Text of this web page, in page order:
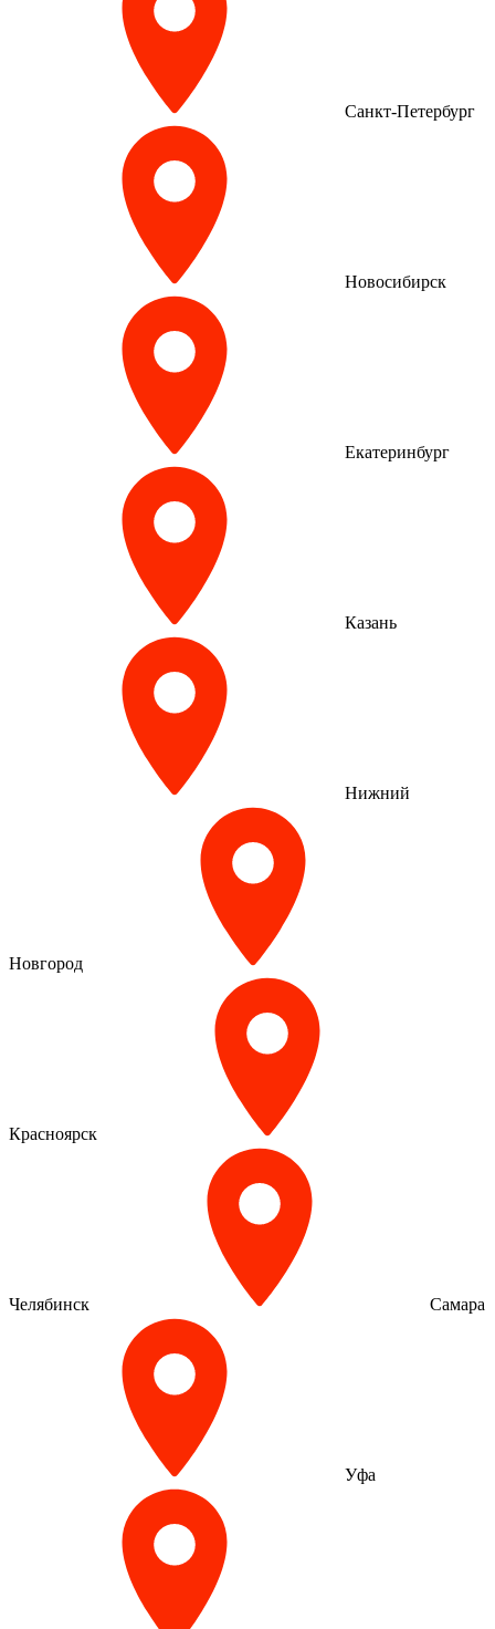
Санкт-Петербург
Новосибирск
Екатеринбург
Казань
Нижний
Новгород
Красноярск
Челябинск Самара
Уфа